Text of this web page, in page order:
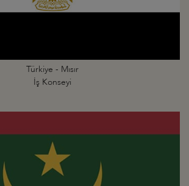
Türkiye - Mısır
İş Konseyi